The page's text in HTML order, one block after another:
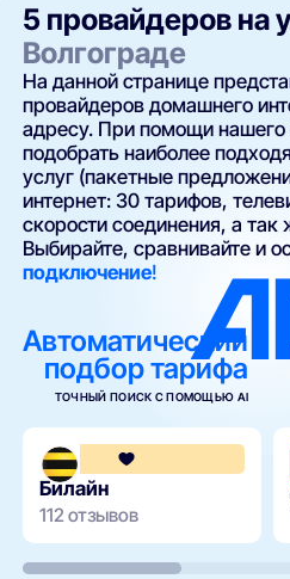
5 провайдеров на
Волгограде
На данной странице
провайдеров домашнего
адресу. При помощи
подобрать наиболее
услуг (пакетные
интернет: 30 тарифов,
скорости соединения, а так
Выбирайте, сравнивайте и
подключение!
Автоматический
подбор тарифа
ТОЧНЫЙ ПОИСК С ПОМОЩЬЮ AI
Билайн
112 отзывов